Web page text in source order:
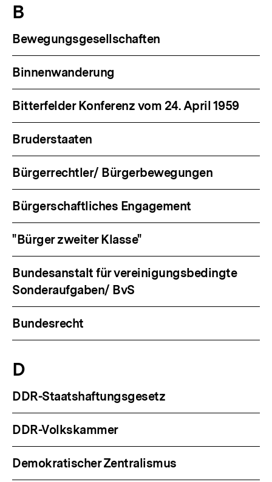
B
Bewegungsgesellschaften
Binnenwanderung
Bitterfelder Konferenz vom 24. April 1959
Bruderstaaten
Bürgerrechtler/ Bürgerbewegungen
Bürgerschaftliches Engagement
"Bürger zweiter Klasse"
Bundesanstalt für vereinigungsbedingte
Sonderaufgaben/ BvS
Bundesrecht
D
DDR-Staatshaftungsgesetz
DDR-Volkskammer
Demokratischer Zentralismus